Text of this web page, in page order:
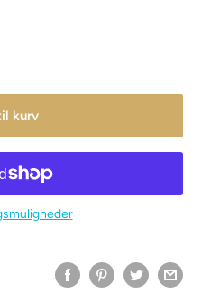
kurv